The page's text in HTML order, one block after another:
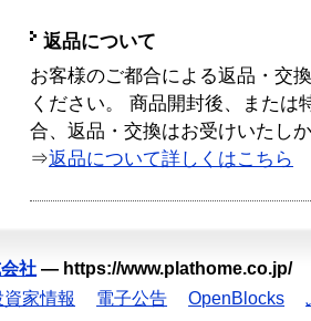
返品について
お客様のご都合による返品・交
ください。 商品開封後、または
合、返品・交換はお受けいたし
⇒返品について詳しくはこちら
社 — https://www.plathome.co.jp/
家情報 電子公告 OpenBlocks